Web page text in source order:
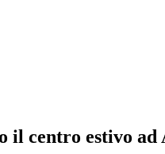
il centro estivo ad